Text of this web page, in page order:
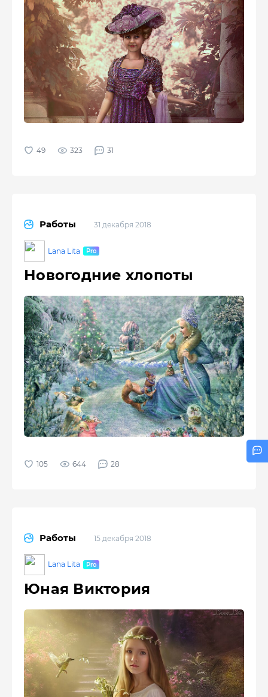
323 31
Работы 31 декабря 2018
Lana Lita
Новогодние хлопоты
644 28
Работы 15 декабря 2018
Lana Lita
Юная Виктория